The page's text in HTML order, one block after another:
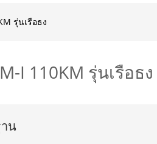
รุ่นเรือธง
I 110KM รุ่นเรือธง
น